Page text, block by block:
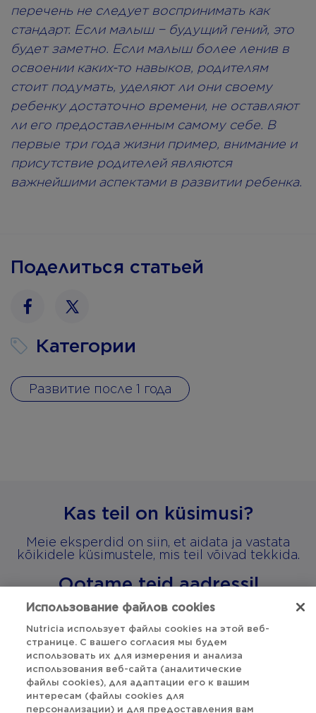
перечень не следует воспринимать как
стандарт. Если малыш − будущий гений, это
будет заметно. Если малыш более ленив в
освоении каких-то навыков, родителям
стоит подумать, уделяют ли они своему
ребенку достаточно времени, не оставляют
ли его предоставленным самому себе. В
первые три года жизни пример, внимание и
присутствие родителей являются
важнейшими аспектами в развитии ребенка.
Поделиться статьей
FacebookTwitter
Категории
Развитие после 1 года
Kas teil on küsimusi?
Meie eksperdid on siin, et aidata ja vastata
kõikidele küsimustele, mis teil võivad tekkida.
Ootame teid aadressil
aptaclub.ee@danone.com
Наверх
Заявление о конфиденциальности
Использование файлов cookies
Nutricia использует файлы cookies на этой веб-
странице. С вашего согласия мы будем
использовать их для измерения и анализа
использования веб-сайта (аналитические
файлы cookies), для адаптации его к вашим
интересам (файлы cookies для
персонализации) и для предоставления вам